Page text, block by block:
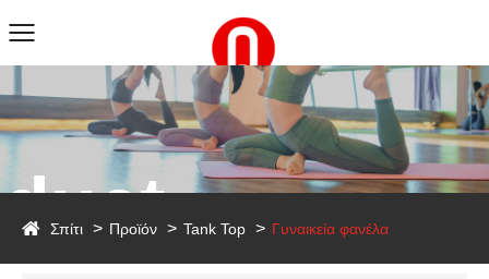
Σπίτι Προϊόν Tank Top Γυναικεία φανέλα